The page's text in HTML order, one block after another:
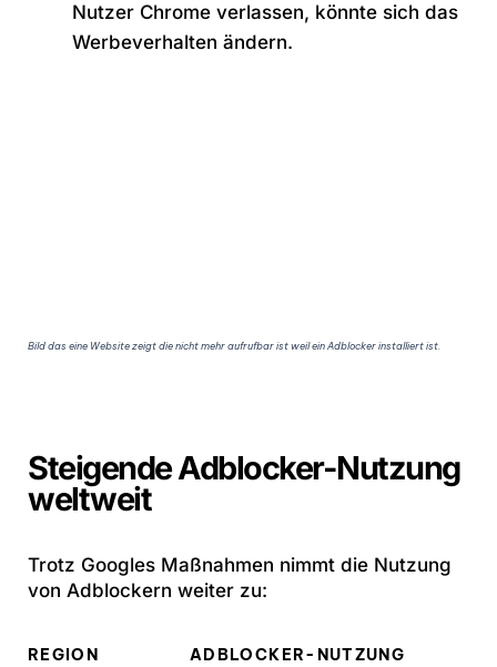
Nutzer Chrome verlassen, könnte sich das
Werbeverhalten ändern.
Bild das eine Website zeigt die nicht mehr aufrufbar ist weil ein Adblocker installiert ist.
Steigende Adblocker-Nutzung
weltweit
Trotz Googles Maßnahmen nimmt die Nutzung
von Adblockern weiter zu:
REGION ADBLOCKER-NUTZUNG